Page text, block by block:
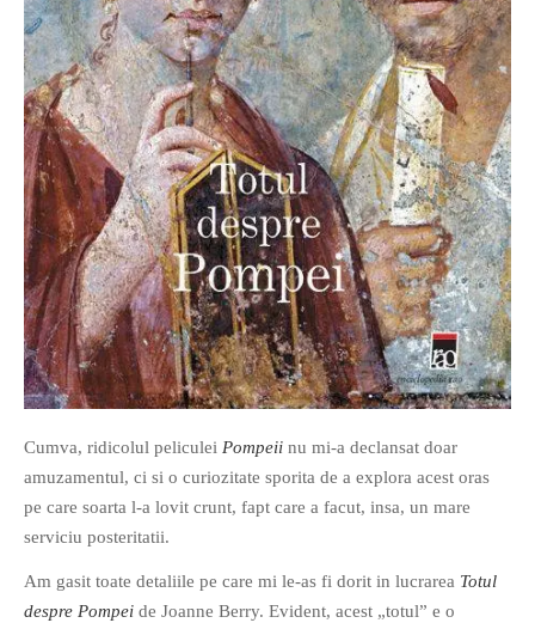
confunda cu dragostea,
cinismul cu idealismul si
poezia cu umorul.
DESCARCĂ!
If you like movies, words and
mind games, then this is the
Cumva, ridicolul peliculei Pompeii nu mi-a declansat doar
amuzamentul, ci si o curiozitate sporita de a explora acest oras
pe care soarta l-a lovit crunt, fapt care a facut, insa, un mare
serviciu posteritatii.
Am gasit toate detaliile pe care mi le-as fi dorit in lucrarea Totul
despre Pompei de Joanne Berry. Evident, acest „totul” e o